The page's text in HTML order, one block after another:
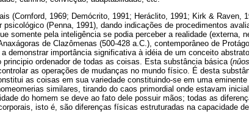
(Cornford, 1969; Demócrito, 1991; Heráclito, 1991; Kirk & Raven,
psicológico (Penna, 1991), dando indicações de procedimentos
somente pela inteligência se podia perceber a realidade (externa,
de Clazômenas (500-428 a.C.), contemporâneo de
demonstrar importância significativa à idéia de um conceito
principio ordenador de todas as coisas. Esta substância básica (nûos
as operações de mudanças no mundo físico. É desta
as coisas em sua variedade constituindo-se em uma eminente
similares, tirando do caos primordial onde estavam
do homem se deve ao fato dele possuir mãos; todas as
isto é, são diferenças físicas estruturadas na capacidade